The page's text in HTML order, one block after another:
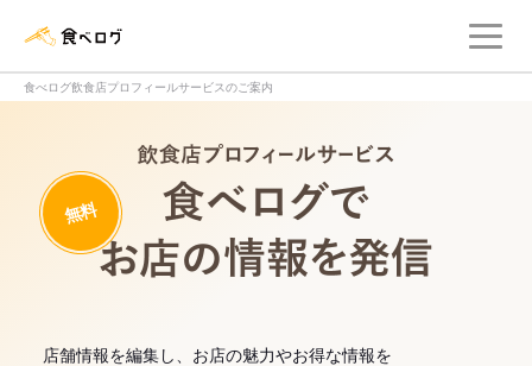
食べログ飲食店プロフィールサービスのご案内
無料
店舗情報を編集し、お店の魅力やお得な情報を